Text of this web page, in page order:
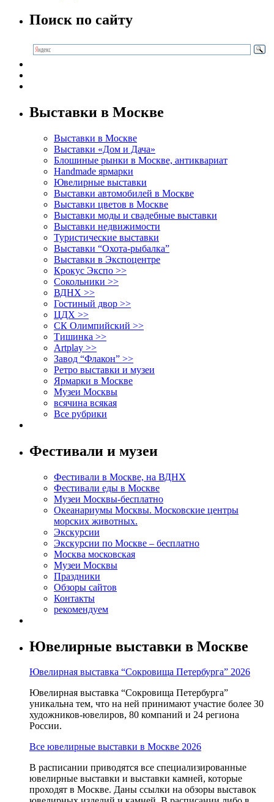
Поиск по сайту
Выставки в Москве
Выставки в Москве
Выставки «Дом и Дача»
Блошиные рынки в Москве, антиквариат
Handmade ярмарки
Ювелирные выставки
Выставки автомобилей в Москве
Выставки цветов в Москве
Выставки моды и свадебные выставки
Выставки недвижимости
Туристические выставки
Выставки “Охота-рыбалка”
Выставки в Экспоцентре
Крокус Экспо >>
Сокольники >>
ВДНХ >>
Гостиный двор >>
ЦДХ >>
СК Олимпийский >>
Тишинка >>
Artplay >>
Завод “Флакон” >>
Ретро выставки и музеи
Ярмарки в Москве
Музеи Москвы
всячина всякая
Все рубрики
Фестивали и музеи
Фестивали в Москве, на ВДНХ
Фестивали еды в Москве
Музеи Москвы-бесплатно
Океанариумы Москвы. Московские центры
морских животных.
Экскурсии
Экскурсии по Москве – бесплатно
Москва московская
Музеи Москвы
Праздники
Обзоры сайтов
Контакты
рекомендуем
Ювелирные выставки в Москве
Ювелирная выставка “Сокровища Петербурга” 2026
Ювелирная выставка “Сокровища Петербурга”
уникальна тем, что на ней принимают участие более 30
художников-ювелиров, 80 компаний и 24 региона
России.
Все ювелирные выставки в Москве 2026
В расписании приводятся все специализированные
ювелирные выставки и выставки камней, которые
проходят в Москве. Даны ссылки на обзоры выставок